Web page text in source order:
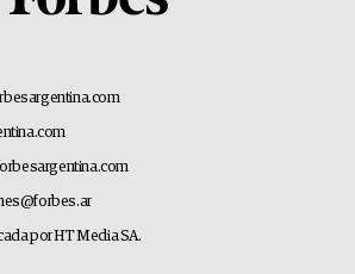
por HT Media SA.